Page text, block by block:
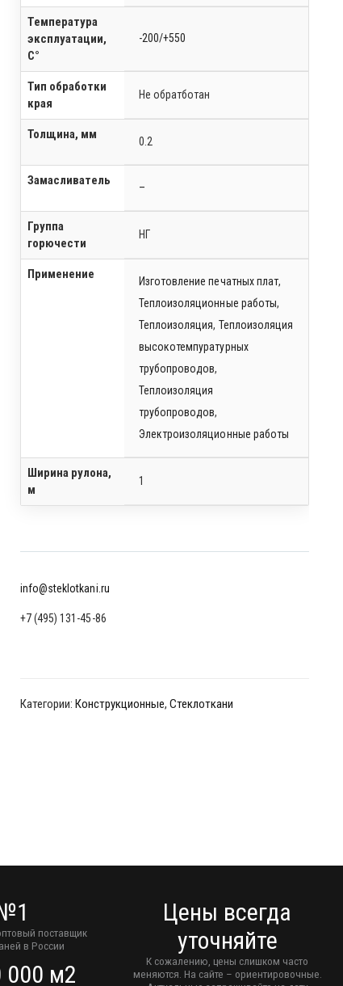
Температура
эксплуатации,
C°
-200/+550
Тип обработки
края
Не обратботан
Толщина, мм 0.2
Замасливатель –
Группа
горючести
НГ
Применение Изготовление печатных плат,
Теплоизоляционные работы,
Теплоизоляция, Теплоизоляция
высокотемпуратурных
трубопроводов,
Теплоизоляция
трубопроводов,
Электроизоляционные работы
Ширина рулона,
м
1
info@steklotkani.ru
+7 (495) 131-45-86
Категории: Конструкционные, Стеклоткани
поставщик
в России
000 м2
Цены всегда
уточняйте
К сожалению, цены слишком часто
меняются. На сайте – ориентировочные.